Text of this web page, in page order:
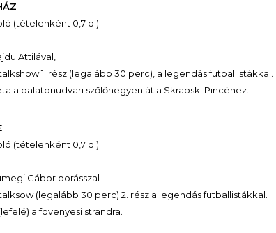
(tételenként 0,7 dl)
Attilával,
1. rész (legalább 30 perc), a legendás futballistákkal.
a balatonudvari szőlőhegyen át a Skrabski Pincéhez.
(tételenként 0,7 dl)
Gábor borásszal
(legalább 30 perc) 2. rész a legendás futballistákkal.
a fövenyesi strandra.